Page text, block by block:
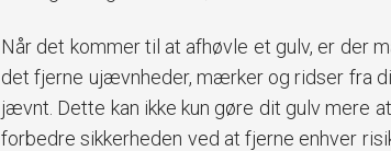
Når det kommer til at afhøvle et gulv, er der
det fjerne ujævnheder, mærker og ridser fra
jævnt. Dette kan ikke kun gøre dit gulv mere
forbedre sikkerheden ved at fjerne enhver